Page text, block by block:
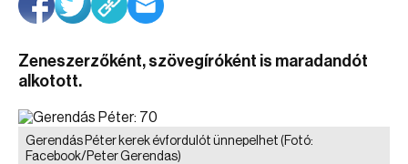
Zeneszerzőként, szövegíróként is maradandót
alkotott.
Gerendás Péter kerek évfordulót ünnepelhet (Fotó:
Facebook/Peter Gerendas)